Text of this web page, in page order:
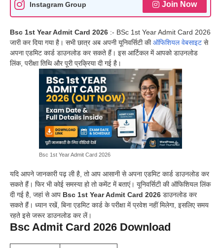
Instagram Group Join Now
Bsc 1st Year Admit Card 2026 :- BSc 1st Year Admit Card 2026
जारी कर दिया गया है। सभी छात्र अब अपनी यूनिवर्सिटी कीऑफिशियल वेबसाइट से
अपना एडमिट कार्ड डाउनलोड कर सकते हैं। इस आर्टिकल में आपको डाउनलोड
लिंक, परीक्षा तिथि और पूरी प्रक्रिया दी गई है।
Bsc 1st Year Admit Card 2026
यदि आपने जानकारी पढ़ ली है, तो आप आसानी से अपना एडमिट कार्ड डाउनलोड कर
सकते हैं। फिर भी कोई समस्या हो तो कमेंट में बताएं। यूनिवर्सिटी की ऑफिशियल लिंक
दी गई है, जहां से आप Bsc 1st Year Admit Card 2026 डाउनलोड कर
सकते हैं। ध्यान रखें, बिना एडमिट कार्ड के परीक्षा में प्रवेश नहीं मिलेगा, इसलिए समय
रहते इसे जरूर डाउनलोड कर लें।
Bsc Admit Card 2026 Download